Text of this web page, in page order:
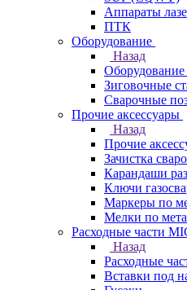
Аппараты
ПТК
Оборудование
Назад
Оборудование
Зиговочные
Сварочные
Прочие аксессуары
Назад
Прочие
Зачистка
Карандаши
Ключи
Маркеры по
Мелки по
Расходные части
Назад
Расходные
Вставки под